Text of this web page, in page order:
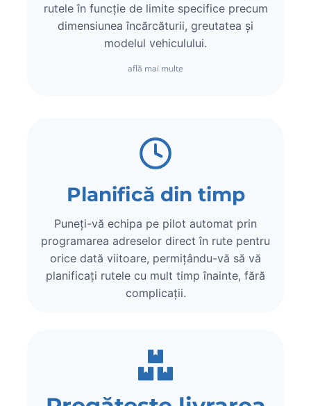
rutele în funcție de limite specifice precum
dimensiunea încărcăturii, greutatea și
modelul vehiculului.
află mai multe
Planifică din timp
Puneți-vă echipa pe pilot automat prin
programarea adreselor direct în rute pentru
orice dată viitoare, permițându-vă să vă
planificați rutele cu mult timp înainte, fără
complicații.